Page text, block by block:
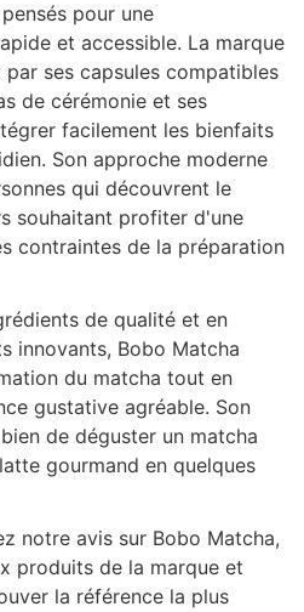
pour une
et accessible. La marque
ses capsules compatibles
de cérémonie et ses
facilement les bienfaits
Son approche moderne
qui découvrent le
souhaitant profiter d'une
contraintes de la préparation
de qualité et en
innovants, Bobo Matcha
du matcha tout en
gustative agréable. Son
de déguster un matcha
gourmand en quelques
notre avis sur Bobo Matcha,
produits de la marque et
la référence la plus